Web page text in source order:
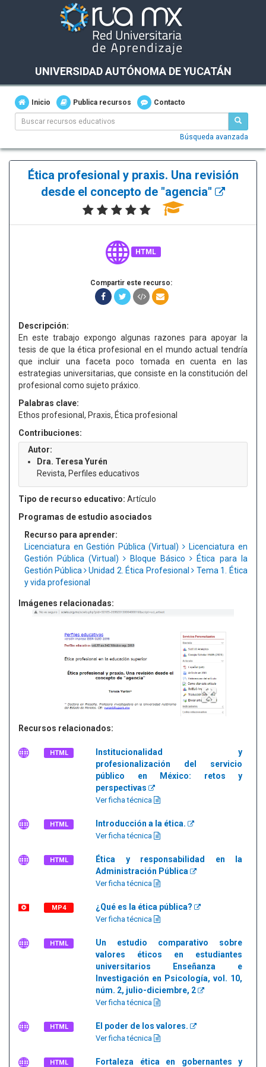
UNIVERSIDAD AUTÓNOMA DE YUCATÁN
Inicio Publica recursos Contacto
Búsqueda avanzada
Ética profesional y praxis. Una revisión
desde el concepto de "agencia"
HTML
Compartir este recurso:
Descripción:
En este trabajo expongo algunas razones para apoyar la
tesis de que la ética profesional en el mundo actual tendría
que incluir una faceta poco tomada en cuenta en las
estrategias universitarias, que consiste en la constitución del
profesional como sujeto práxico.
Palabras clave:
Ethos profesional, Praxis, Ética profesional
Contribuciones:
Autor:
Dra. Teresa Yurén
Revista, Perfiles educativos
Tipo de recurso educativo: Artículo
Programas de estudio asociados
Recurso para aprender:
Licenciatura en Gestión Pública (Virtual)
Licenciatura en
Gestión Pública (Virtual)
Bloque Básico
Ética para la
Gestión Pública
Unidad 2. Ética Profesional
Tema 1. Ética
y vida profesional
Imágenes relacionadas:
Recursos relacionados:
HTML
Institucionalidad y
profesionalización del servicio
público en México: retos y
perspectivas
Ver ficha técnica
HTML Introducción a la ética.
Ver ficha técnica
HTML
Ética y responsabilidad en la
Administración Pública
Ver ficha técnica
MP4 ¿Qué es la ética pública?
Ver ficha técnica
HTML
Un estudio comparativo sobre
valores éticos en estudiantes
universitarios Enseñanza e
Investigación en Psicología, vol. 10,
núm. 2, julio-diciembre, 2
Ver ficha técnica
HTML El poder de los valores.
Ver ficha técnica
HTML Fortaleza ética en gobernantes y